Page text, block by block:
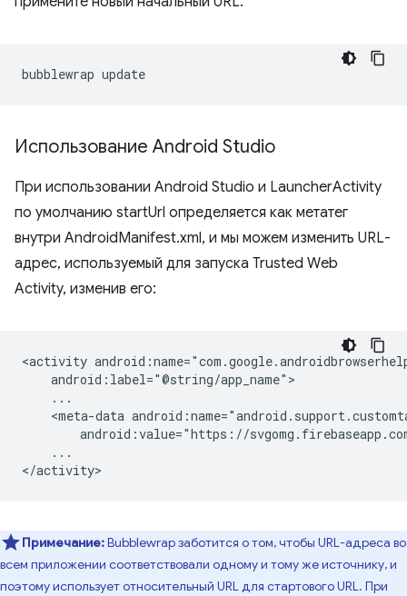
bubblewrap
Использование Android Studio
При использовании Android Studio и LauncherActivity
по умолчанию startUrl определяется как метатег
внутри AndroidManifest.xml, и мы можем изменить URL-
адрес, используемый для запуска Trusted Web
Activity, изменив его:
<activity
<meta-data
android:value="https://
...
Примечание:Bubblewrap заботится о том, чтобы URL-адреса во
всем приложении соответствовали одному и тому же источнику, и
поэтому использует относительный URL для стартового URL. При